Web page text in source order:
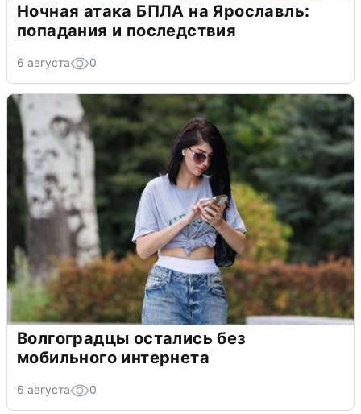
Ночная атака БПЛА на Ярославль:
попадания и последствия
6 августа 0
Волгоградцы остались без
мобильного интернета
6 августа 0